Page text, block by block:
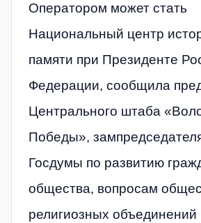
Оператором может стать
Национальный центр
памяти при Президенте
Федерации, сообщила
Центрального штаба
Победы»,
Госдумы по развитию
общества, вопросам
религиозных объединений